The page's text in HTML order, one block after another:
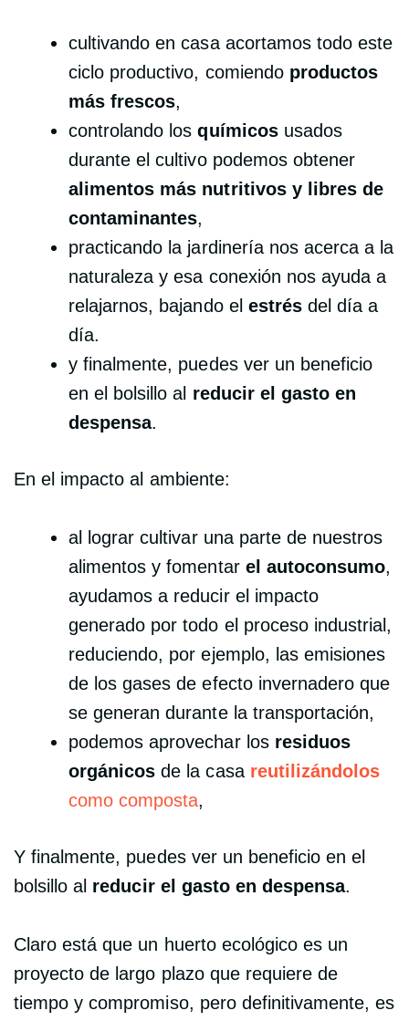
cultivando en casa acortamos todo este
ciclo productivo, comiendo productos
más frescos,
controlando los químicosusados
durante el cultivo podemos obtener
alimentos más nutritivos y libres de
contaminantes,
practicando la jardinería nos acerca a la
naturaleza y esa conexión nos ayuda a
relajarnos, bajando el estrésdel día a
día.
y finalmente, puedes ver un beneficio
en el bolsillo al reducir el gasto en
despensa.
En el impacto al ambiente:
al lograr cultivar una parte de nuestros
alimentos y fomentar el autoconsumo,
ayudamos a reducir el impacto
generado por todo el proceso industrial,
reduciendo, por ejemplo, las emisiones
de los gases de efecto invernadero que
se generan durante la transportación,
podemos aprovechar los residuos
orgánicos de la casa reutilizándolos
como composta,
Y finalmente, puedes ver un beneficio en el
bolsillo al reducir el gasto en despensa.
Claro está que un huerto ecológico es un
proyecto de largo plazo que requiere de
tiempo y compromiso, pero definitivamente, es